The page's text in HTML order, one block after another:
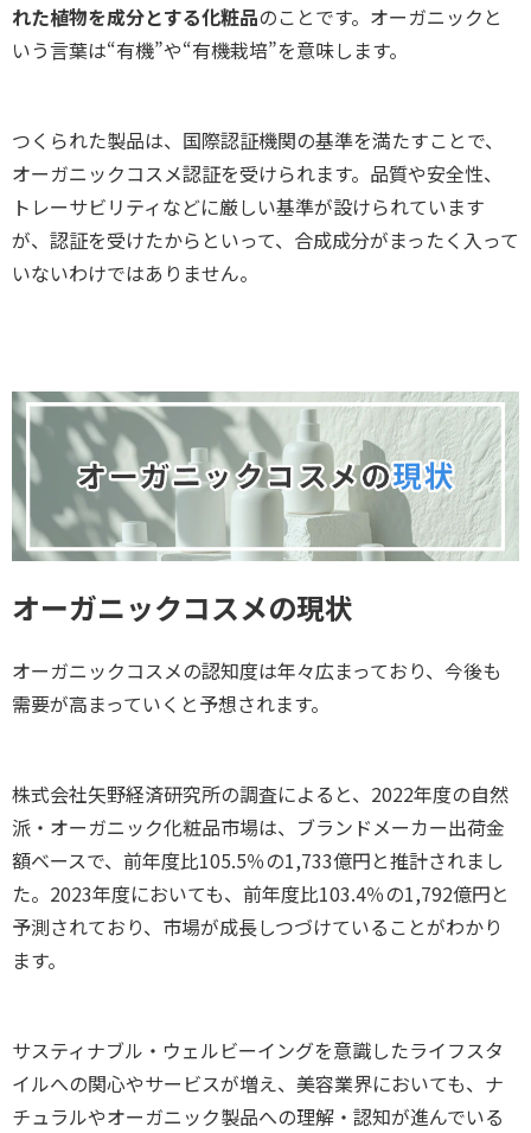
れた植物を成分とする化粧品のことです。オーガニックと
いう言葉は“有機”や“有機栽培”を意味します。
つくられた製品は、国際認証機関の基準を満たすことで、
オーガニックコスメ認証を受けられます。品質や安全性、
トレーサビリティなどに厳しい基準が設けられています
が、認証を受けたからといって、合成成分がまったく入って
いないわけではありません。
オーガニックコスメの現状
オーガニックコスメの認知度は年々広まっており、今後も
需要が高まっていくと予想されます。
株式会社矢野経済研究所の調査によると、2022年度の自然
派・オーガニック化粧品市場は、ブランドメーカー出荷金
額ベースで、前年度比105.5％の1,733億円と推計されまし
た。2023年度においても、前年度比103.4％の1,792億円と
予測されており、市場が成長しつづけていることがわかり
ます。
サスティナブル・ウェルビーイングを意識したライフスタ
イルへの関心やサービスが増え、美容業界においても、ナ
チュラルやオーガニック製品への理解・認知が進んでいる